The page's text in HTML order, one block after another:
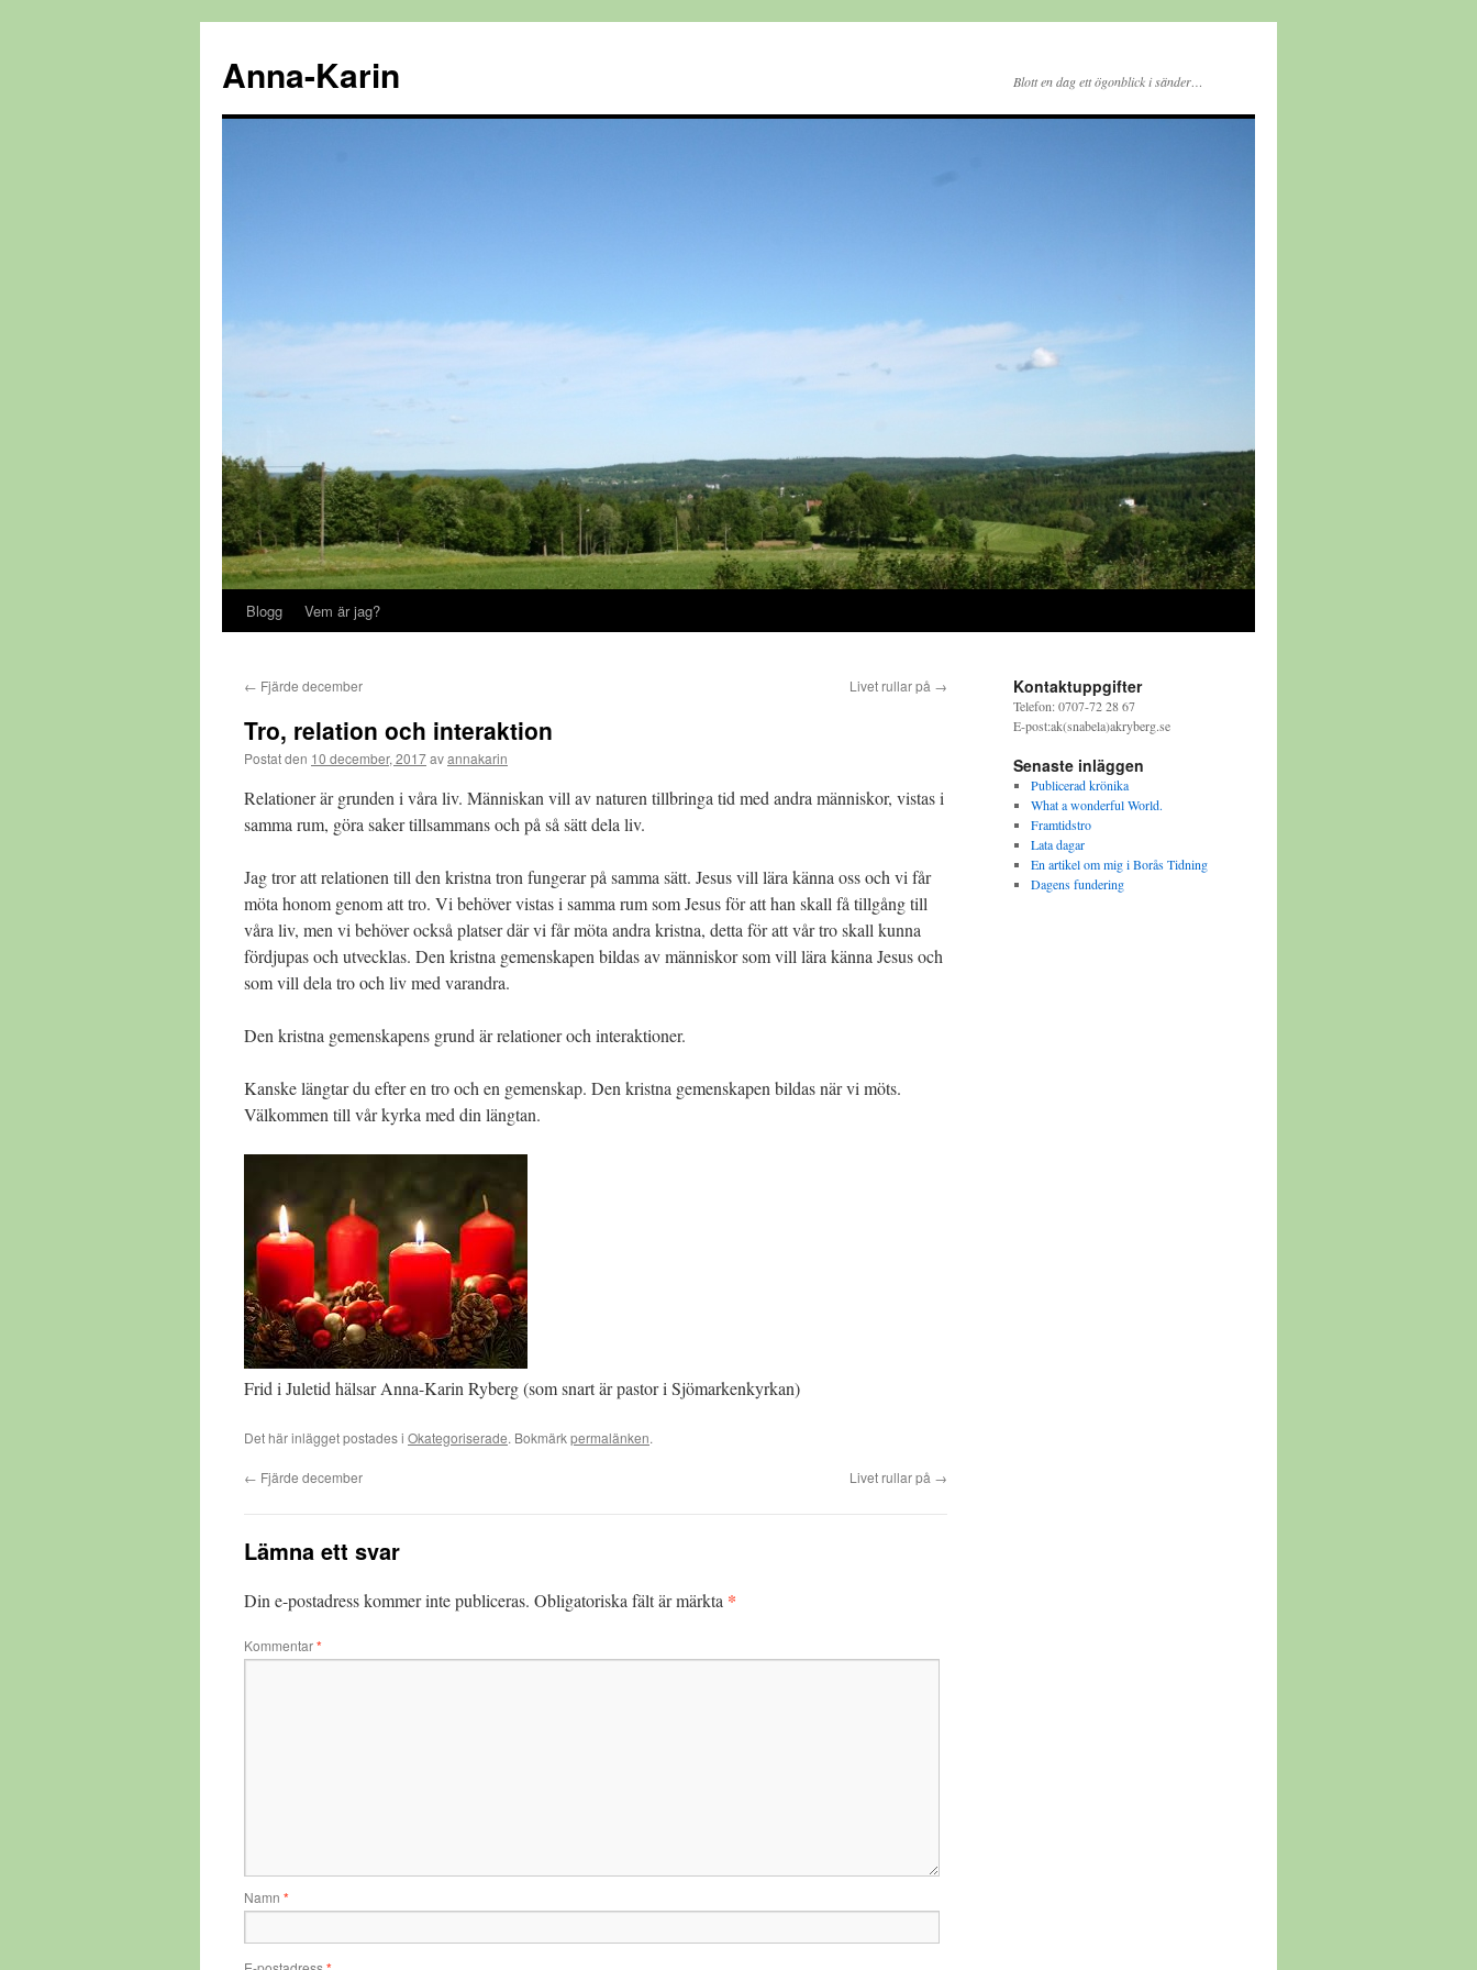
innehåll
Anna-Karin Blott en dag ett ögonblick i sänder…
Blogg Vem är jag?
← Fjärde december Livet rullar på →
Tro, relation och interaktion
Postat den 10 december, 2017avannakarin
Relationer är grunden i våra liv. Människan vill av naturen tillbringa tid med andra människor, vistas i
samma rum, göra saker tillsammans och på så sätt dela liv.
Jag tror att relationen till den kristna tron fungerar på samma sätt. Jesus vill lära känna oss och vi får
möta honom genom att tro. Vi behöver vistas i samma rum som Jesus för att han skall få tillgång till
våra liv, men vi behöver också platser där vi får möta andra kristna, detta för att vår tro skall kunna
fördjupas och utvecklas. Den kristna gemenskapen bildas av människor som vill lära känna Jesus och
som vill dela tro och liv med varandra.
Den kristna gemenskapens grund är relationer och interaktioner.
Kanske längtar du efter en tro och en gemenskap. Den kristna gemenskapen bildas när vi möts.
Välkommen till vår kyrka med din längtan.
Frid i Juletid hälsar Anna-Karin Ryberg (som snart är pastor i Sjömarkenkyrkan)
Det här inlägget postades i Okategoriserade. Bokmärkpermalänken.
← Fjärde december Livet rullar på →
Lämna ett svar
Din e-postadress kommer inte publiceras. Obligatoriska fält är märkta *
Kommentar*
Namn *
Kontaktuppgifter
Telefon: 0707-72 28 67
E-post:ak(snabela)akryberg.se
Senaste inläggen
Publicerad krönika
What a wonderful World.
Framtidstro
Lata dagar
En artikel om mig i Borås Tidning
Dagens fundering